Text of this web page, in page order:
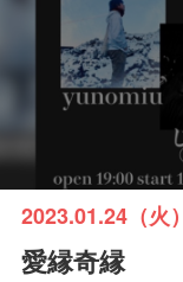
2023.01.24（火）
愛縁奇縁